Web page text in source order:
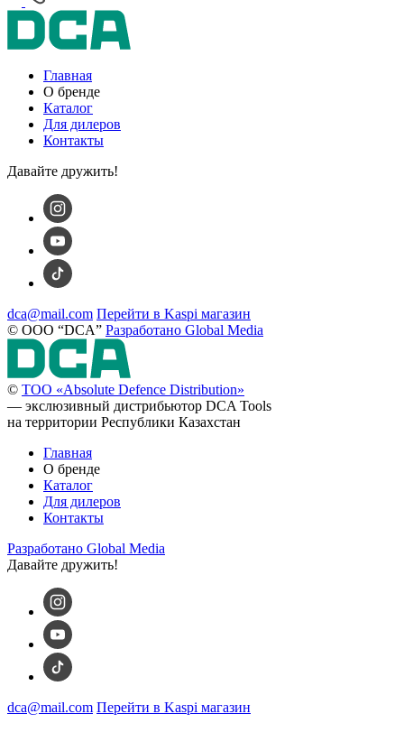
Главная
О бренде
Каталог
Для дилеров
Контакты
Давайте дружить!
dca@mail.com Перейти в Kaspi магазин
©️ ООО “DCA” Разработано Global Media
©️ ТОО «Absolute Defence Distribution»
— экслюзивный дистрибьютор DCA Tools
на территории Республики Казахстан
Главная
О бренде
Каталог
Для дилеров
Контакты
Разработано Global Media
Давайте дружить!
dca@mail.com Перейти в Kaspi магазин